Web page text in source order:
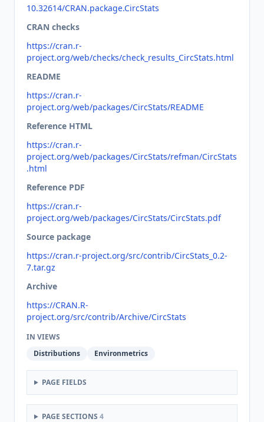
10.32614/CRAN.package.CircStats
CRAN checks
https://cran.r-
project.org/web/checks/check_results_CircStats.html
README
https://cran.r-
project.org/web/packages/CircStats/README
Reference HTML
https://cran.r-
project.org/web/packages/CircStats/refman/CircStats
.html
Reference PDF
https://cran.r-
project.org/web/packages/CircStats/CircStats.pdf
Source package
https://cran.r-project.org/src/contrib/CircStats_0.2-
7.tar.gz
Archive
https://CRAN.R-
project.org/src/contrib/Archive/CircStats
IN VIEWS
Distributions
Environmetrics
PAGE FIELDS
PAGE SECTIONS 4